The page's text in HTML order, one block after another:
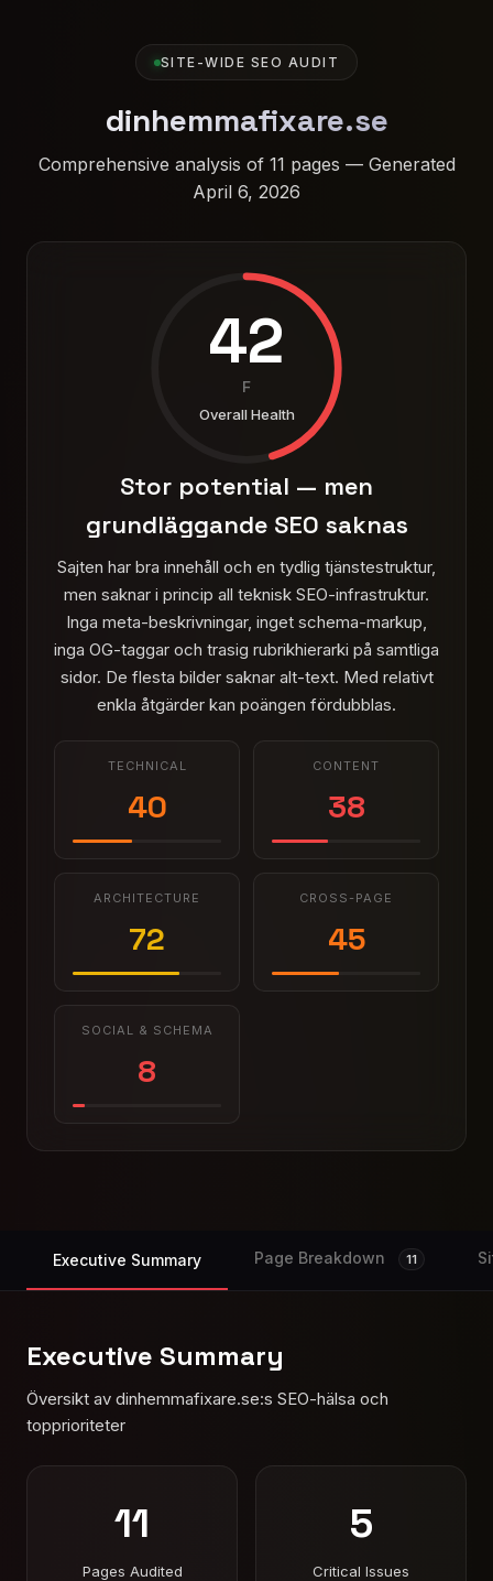
SITE-WIDE SEO AUDIT
dinhemmafixare.se
Comprehensive analysis of 11 pages — Generated
April 6, 2026
42
F
Overall Health
Stor potential — men
grundläggande SEO saknas
Sajten har bra innehåll och en tydlig tjänstestruktur,
men saknar i princip all teknisk SEO-infrastruktur.
Inga meta-beskrivningar, inget schema-markup,
inga OG-taggar och trasig rubrikhierarki på samtliga
sidor. De flesta bilder saknar alt-text. Med relativt
enkla åtgärder kan poängen fördubblas.
TECHNICAL
40
CONTENT
38
ARCHITECTURE
72
CROSS-PAGE
45
SOCIAL & SCHEMA
8
Executive Summary Page Breakdown 11
Executive Summary
Översikt av dinhemmafixare.se:s SEO-hälsa och
topprioriteter
11
Pages Audited
5
Critical Issues